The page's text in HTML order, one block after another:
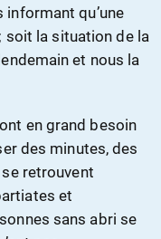
qu’une
soit la situation de la
et nous la
en grand besoin
des minutes, des
retrouvent
et
sans abri se